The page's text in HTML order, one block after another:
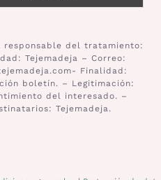
responsable del tratamiento:
Tejemadeja – Correo:
Finalidad:
boletín. – Legitimación:
del interesado. –
Tejemadeja.